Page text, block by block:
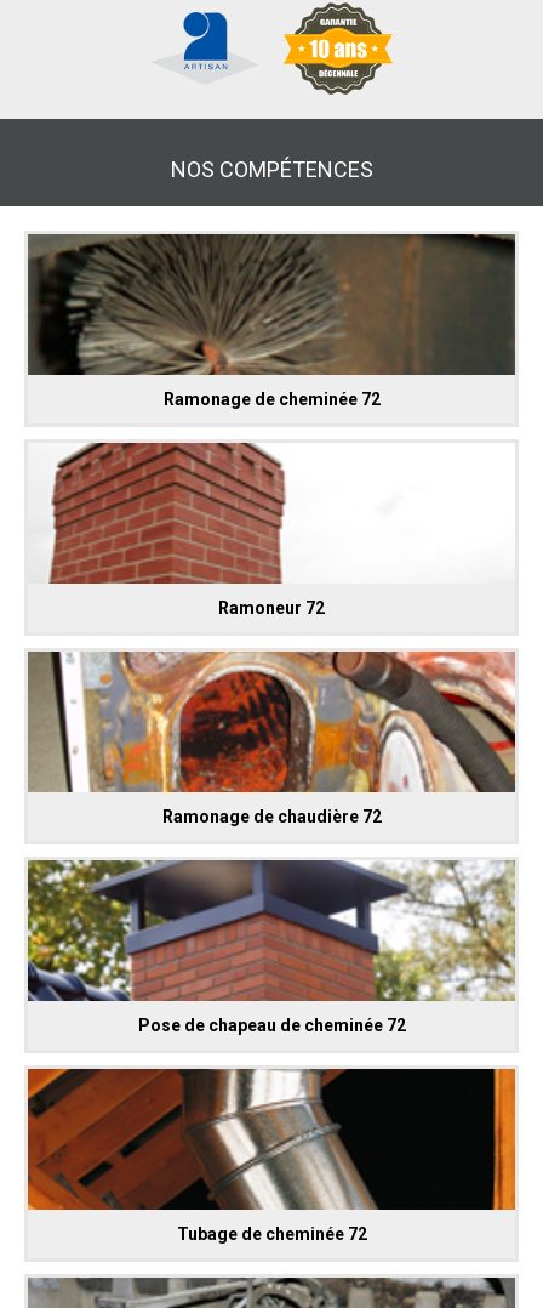
NOS COMPÉTENCES
Ramonage de cheminée 72
Ramoneur 72
Ramonage de chaudière 72
Pose de chapeau de cheminée 72
Tubage de cheminée 72